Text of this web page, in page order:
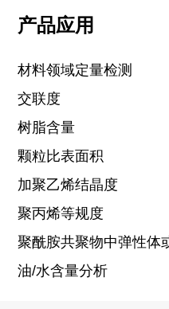
产品应用
材料领域定量检测
交联度
树脂含量
颗粒比表面积
加聚乙烯结晶度
聚丙烯等规度
聚酰胺共聚物中弹性体
油/水含量分析